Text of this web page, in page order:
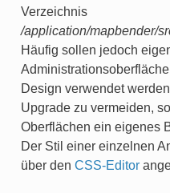
Verzeichnis
/application/mapbender/
Häufig sollen jedoch
Design verwendet
Upgrade zu vermeiden,
Oberflächen ein eigenes
Der Stil einer einzelnen
über den CSS-Editor